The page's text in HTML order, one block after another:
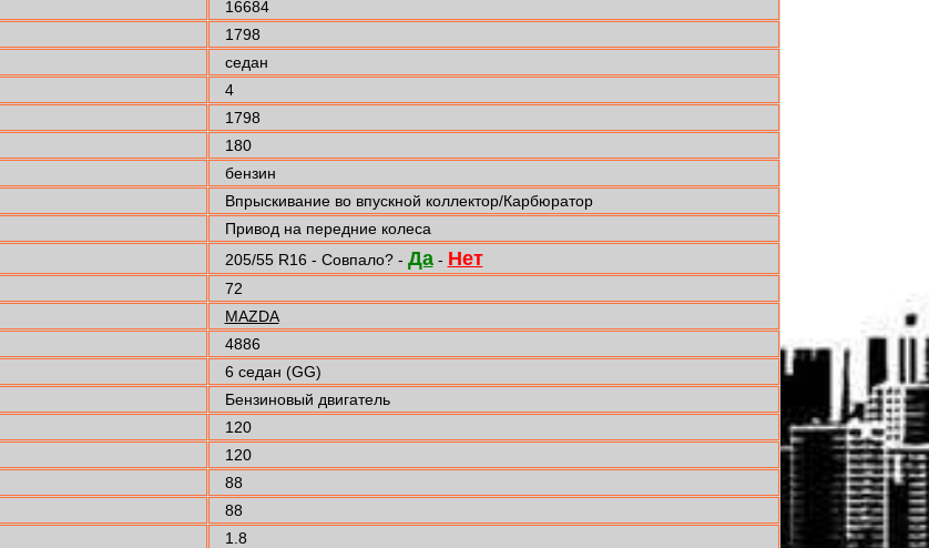
16684
1798
седан
4
1798
180
бензин
Впрыскивание во впускной коллектор/Карбюратор
Привод на передние колеса
205/55 R16 - Совпало? - Да- Нет
72
MAZDA
4886
6 седан (GG)
Бензиновый двигатель
120
120
88
88
1.8